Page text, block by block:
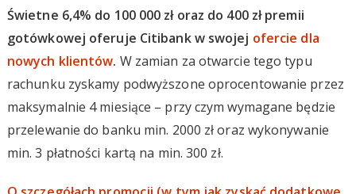
Świetne 6,4% do 100 000 zł oraz do 400 zł premii
gotówkowej oferuje Citibank w swojej ofercie dla
nowych klientów. W zamian za otwarcie tego typu
rachunku zyskamy podwyższone oprocentowanie przez
maksymalnie 4 miesiące – przy czym wymagane będzie
przelewanie do banku min. 2000 zł oraz wykonywanie
min. 3 płatności kartą na min. 300 zł.